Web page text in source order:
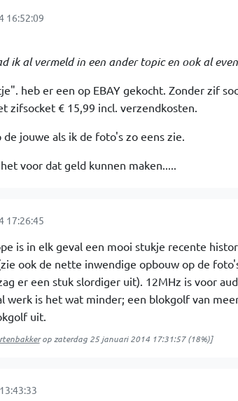
16:52:09
ik al vermeld in een ander topic en ook al
heb er een op EBAY gekocht. Zonder zif
zifsocket € 15,99 incl. verzendkosten.
jouwe als ik de foto's zo eens zie.
voor dat geld kunnen maken.....
17:26:45
is in elk geval een mooi stukje recente
ook de nette inwendige opbouw op de
er een stuk slordiger uit). 12MHz is voor
werk is het wat minder; een blokgolf van
uit.
op zaterdag 25 januari 2014 17:31:57(18%)]